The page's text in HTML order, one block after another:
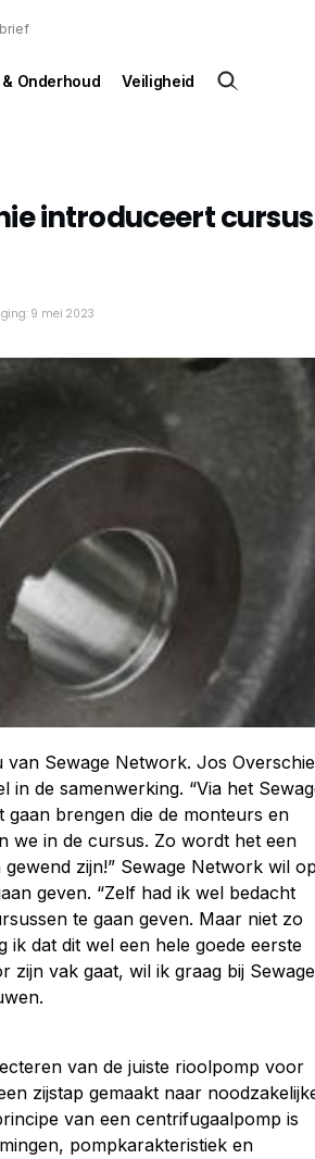
Onderhoud Veiligheid
introduceert cursus
9 mei 2023
Sewage Network. Jos
in de samenwerking. “Via het
brengen die de monteurs en
we in de cursus. Zo wordt het een
zijn!” Sewage Network wil op
geven. “Zelf had ik wel bedacht
te gaan geven. Maar niet zo
ik dat dit wel een hele goede eerste
zijn vak gaat, wil ik graag bij Sewage
van de juiste rioolpomp voor
zijstap gemaakt naar
van een centrifugaalpomp is
pompkarakteristiek en